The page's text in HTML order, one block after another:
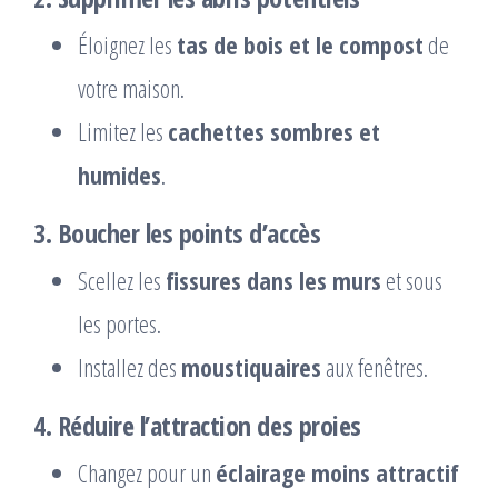
Éloignez les tas de bois et le compost de
votre maison.
Limitez les cachettes sombres et
humides.
3. Boucher les points d’accès
Scellez les fissures dans les murs et sous
les portes.
Installez des moustiquaires aux fenêtres.
4. Réduire l’attraction des proies
Changez pour un éclairage moins attractif